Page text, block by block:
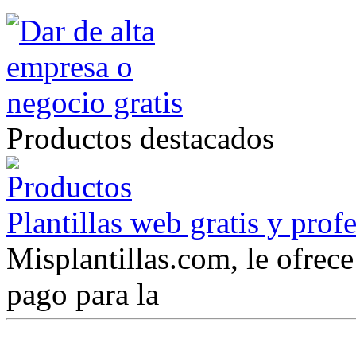
Productos destacados
Plantillas web gratis y
Misplantillas.com, le
pago para la